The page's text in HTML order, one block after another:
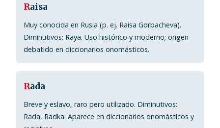
Raisa
Muy conocida en Rusia (p. ej. Raisa Gorbacheva).
Diminutivos: Raya. Uso histórico y moderno; origen
debatido en diccionarios onomásticos.
Rada
Breve y eslavo, raro pero utilizado. Diminutivos:
Rada, Radka. Aparece en diccionarios onomásticos y